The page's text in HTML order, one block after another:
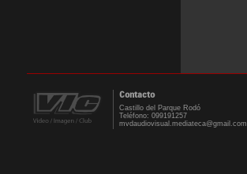
Contacto
Castillo del Parque Rodó
Teléfono: 099191257
mvdaudiovisual.mediateca@gmail.com